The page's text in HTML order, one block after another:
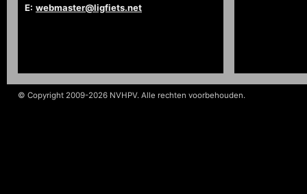
E: webmaster@ligfiets.net
© Copyright 2009-2026 NVHPV. Alle rechten voorbehouden.